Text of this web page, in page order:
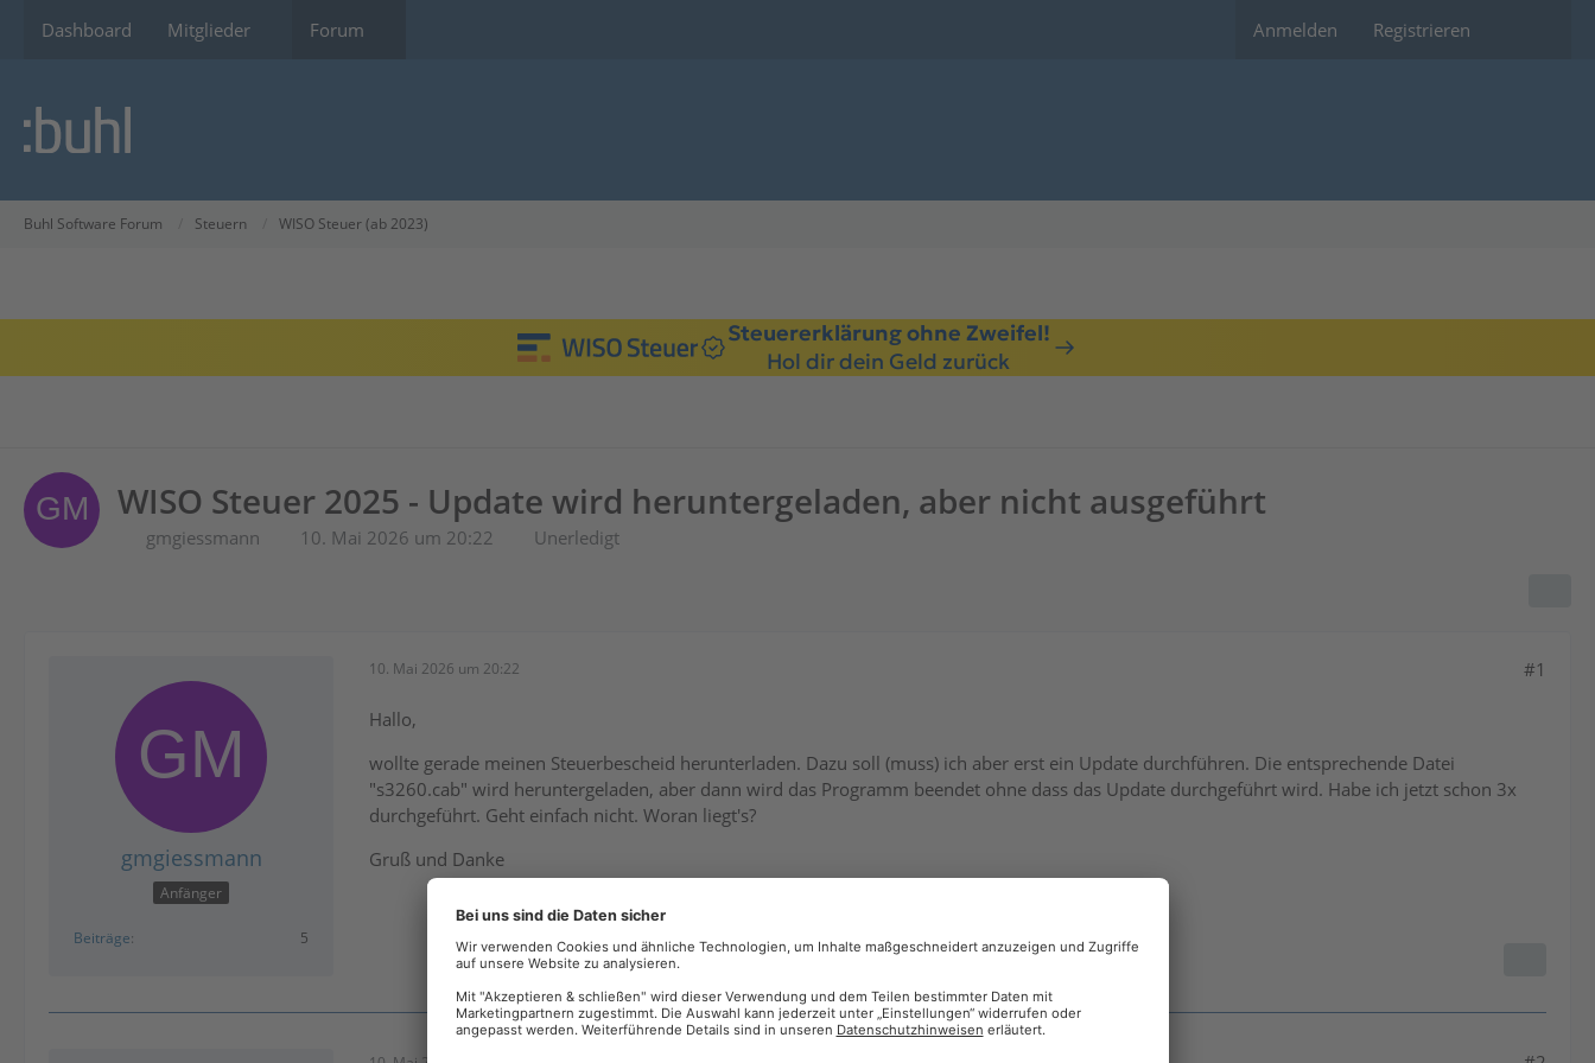
Dashboard Mitglieder Forum Anmelden Registrieren
Buhl Software Forum Steuern WISO Steuer (ab 2023)
Steuererklärung ohne Zweifel!
Hol dir dein Geld zurück
WISO Steuer 2025 - Update wird heruntergeladen, aber nicht ausgeführt
gmgiessmann 10. Mai 2026 um 20:22 Unerledigt
gmgiessmann
Anfänger
Beiträge 5
10. Mai 2026 um 20:22 #1
Hallo,
wollte gerade meinen Steuerbescheid herunterladen. Dazu soll (muss) ich aber erst ein Update durchführen. Die entsprechende Datei
"s3260.cab" wird heruntergeladen, aber dann wird das Programm beendet ohne dass das Update durchgeführt wird. Habe ich jetzt schon 3x
durchgeführt. Geht einfach nicht. Woran liegt's?
Gruß und Danke